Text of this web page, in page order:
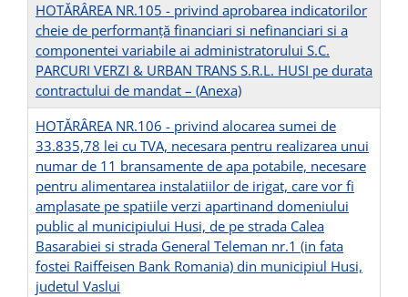
HOTĂRÂREA NR.105 - privind aprobarea indicatorilor
cheie de performanță financiari si nefinanciari si a
componentei variabile ai administratorului S.C.
PARCURI VERZI & URBAN TRANS S.R.L. HUSI pe durata
contractului de mandat – (Anexa)
HOTĂRÂREA NR.106 - privind alocarea sumei de
33.835,78 lei cu TVA, necesara pentru realizarea unui
numar de 11 bransamente de apa potabile, necesare
pentru alimentarea instalatiilor de irigat, care vor fi
amplasate pe spatiile verzi apartinand domeniului
public al municipiului Husi, de pe strada Calea
Basarabiei si strada General Teleman nr.1 (in fata
fostei Raiffeisen Bank Romania) din municipiul Husi,
judetul Vaslui